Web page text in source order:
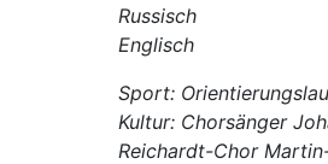
Russisch
Englisch
Sport:
Kultur: Chorsänger
Reichardt-Chor